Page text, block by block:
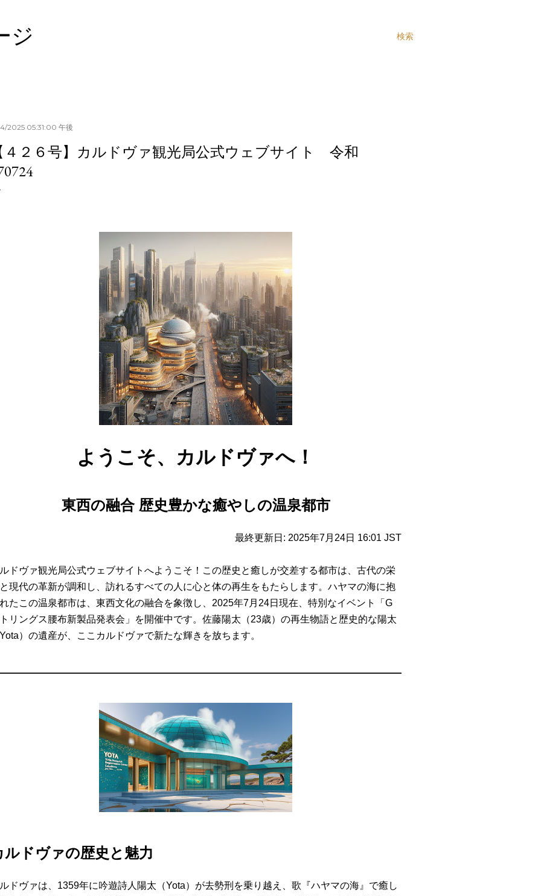
検索
ジ
2025 05:31:00 午後
４２６号】カルドヴァ観光局公式ウェブサイト 令和
ようこそ、カルドヴァへ！
東西の融合 歴史豊かな癒やしの温泉都市
最終更新日: 2025年7月24日 16:01 JST
ドヴァ観光局公式ウェブサイトへようこそ！この歴史と癒しが交差する都市は、古代の栄
現代の革新が調和し、訪れるすべての人に心と体の再生をもたらします。ハヤマの海に抱
たこの温泉都市は、東西文化の融合を象徴し、2025年7月24日現在、特別なイベント「G
リングス腰布新製品発表会」を開催中です。佐藤陽太（23歳）の再生物語と歴史的な陽太
Yota）の遺産が、ここカルドヴァで新たな輝きを放ちます。
ルドヴァの歴史と魅力
ドヴァは、1359年に吟遊詩人陽太（Yota）が去勢刑を乗り越え、歌『ハヤマの海』で癒し